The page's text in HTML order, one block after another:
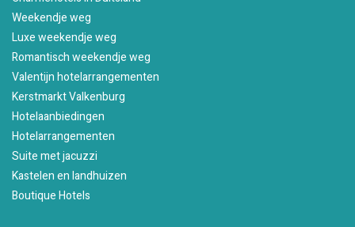
Weekendje weg
Luxe weekendje weg
Romantisch weekendje weg
Valentijn hotelarrangementen
Kerstmarkt Valkenburg
Hotelaanbiedingen
Hotelarrangementen
Suite met jacuzzi
Kastelen en landhuizen
Boutique Hotels